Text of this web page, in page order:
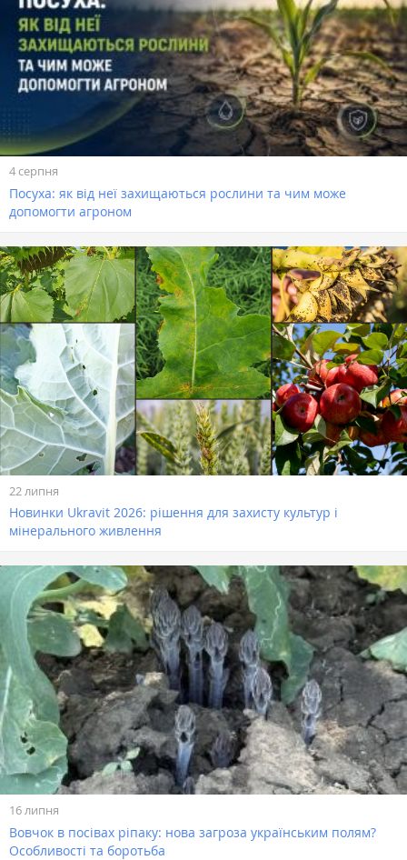
4 серпня
Посуха: як від неї захищаються рослини та чим може
допомогти агроном
22 липня
Новинки Ukravit 2026: рішення для захисту культур і
мінерального живлення
16 липня
Вовчок в посівах ріпаку: нова загроза українським полям?
Особливості та боротьба